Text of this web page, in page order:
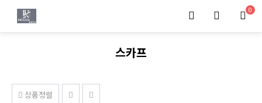
0
스카프
상품정렬